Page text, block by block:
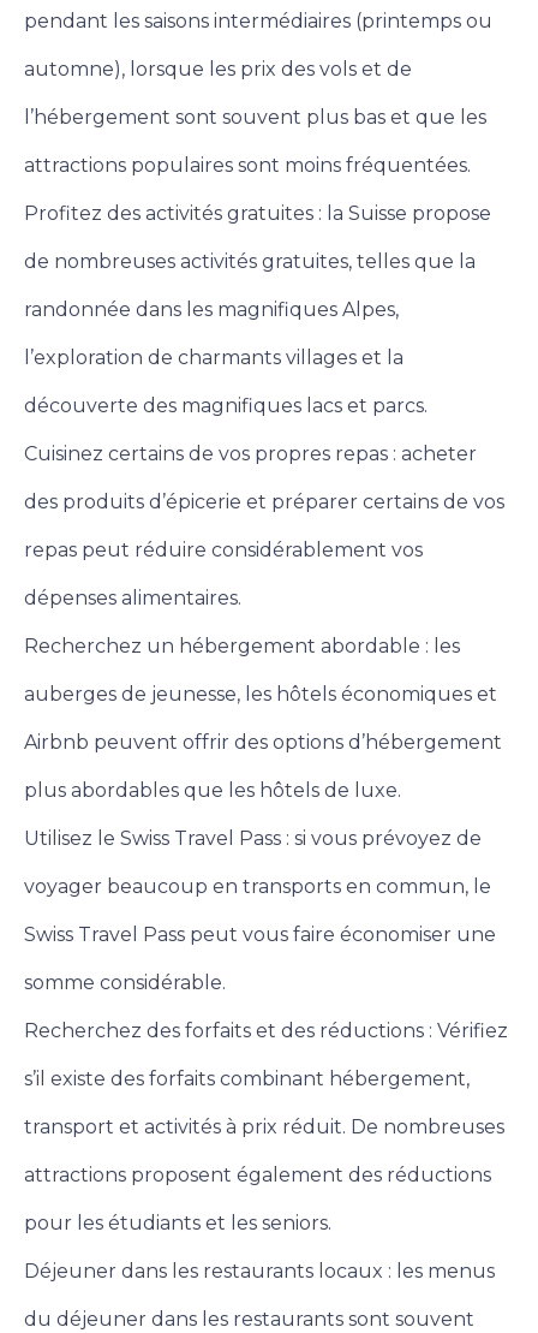
pendant les saisons intermédiaires (printemps ou
automne), lorsque les prix des vols et de
l’hébergement sont souvent plus bas et que les
attractions populaires sont moins fréquentées.
Profitez des activités gratuites : la Suisse propose
de nombreuses activités gratuites, telles que la
randonnée dans les magnifiques Alpes,
l’exploration de charmants villages et la
découverte des magnifiques lacs et parcs.
Cuisinez certains de vos propres repas : acheter
des produits d’épicerie et préparer certains de vos
repas peut réduire considérablement vos
dépenses alimentaires.
Recherchez un hébergement abordable : les
auberges de jeunesse, les hôtels économiques et
Airbnb peuvent offrir des options d’hébergement
plus abordables que les hôtels de luxe.
Utilisez le Swiss Travel Pass : si vous prévoyez de
voyager beaucoup en transports en commun, le
Swiss Travel Pass peut vous faire économiser une
somme considérable.
Recherchez des forfaits et des réductions : Vérifiez
s’il existe des forfaits combinant hébergement,
transport et activités à prix réduit. De nombreuses
attractions proposent également des réductions
pour les étudiants et les seniors.
Déjeuner dans les restaurants locaux : les menus
du déjeuner dans les restaurants sont souvent